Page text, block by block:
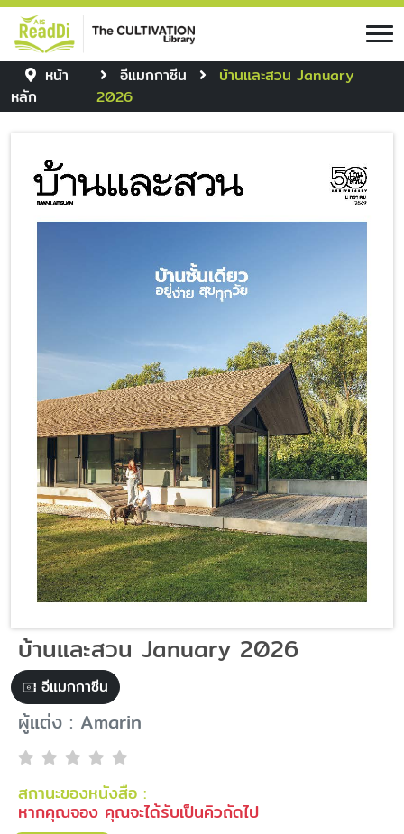
หน้า
หลัก
อีแมกกาซีน
บ้านและสวน January
2026
บ้านและสวน January 2026
อีแมกกาซีน
ผู้แต่ง : Amarin
สถานะของหนังสือ :
หากคุณจอง คุณจะได้รับเป็นคิวถัดไป